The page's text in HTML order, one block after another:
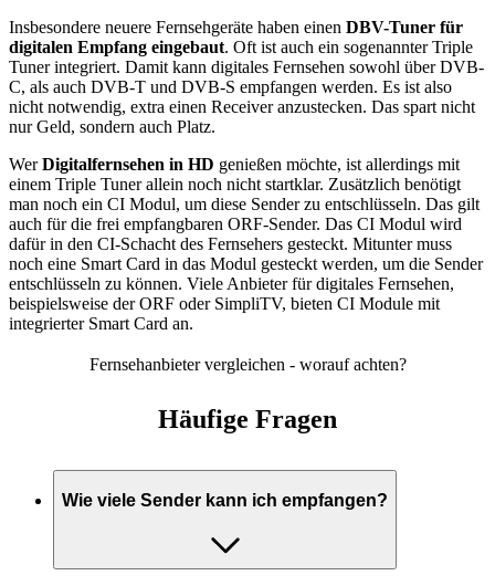
Insbesondere neuere Fernsehgeräte haben einen DBV-Tuner für
digitalen Empfang eingebaut. Oft ist auch ein sogenannter Triple
Tuner integriert. Damit kann digitales Fernsehen sowohl über DVB-
C, als auch DVB-T und DVB-S empfangen werden. Es ist also
nicht notwendig, extra einen Receiver anzustecken. Das spart nicht
nur Geld, sondern auch Platz.
WerDigitalfernsehen in HD genießen möchte, ist allerdings mit
einem Triple Tuner allein noch nicht startklar. Zusätzlich benötigt
man noch ein CI Modul, um diese Sender zu entschlüsseln. Das gilt
auch für die frei empfangbaren ORF-Sender. Das CI Modul wird
dafür in den CI-Schacht des Fernsehers gesteckt. Mitunter muss
noch eine Smart Card in das Modul gesteckt werden, um die Sender
entschlüsseln zu können. Viele Anbieter für digitales Fernsehen,
beispielsweise der ORF oder SimpliTV, bieten CI Module mit
integrierter Smart Card an.
Fernsehanbieter vergleichen - worauf achten?
Häufige Fragen
Wie viele Sender kann ich empfangen?